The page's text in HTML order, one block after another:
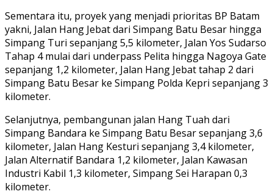
Sementara itu, proyek yang menjadi prioritas BP Batam
yakni, Jalan Hang Jebat dari Simpang Batu Besar hingga
Simpang Turi sepanjang 5,5 kilometer, Jalan Yos Sudarso
Tahap 4 mulai dari underpass Pelita hingga Nagoya Gate
sepanjang 1,2 kilometer, Jalan Hang Jebat tahap 2 dari
Simpang Batu Besar ke Simpang Polda Kepri sepanjang 3
kilometer.
Selanjutnya, pembangunan jalan Hang Tuah dari
Simpang Bandara ke Simpang Batu Besar sepanjang 3,6
kilometer, Jalan Hang Kesturi sepanjang 3,4 kilometer,
Jalan Alternatif Bandara 1,2 kilometer, Jalan Kawasan
Industri Kabil 1,3 kilometer, Simpang Sei Harapan 0,3
kilometer.